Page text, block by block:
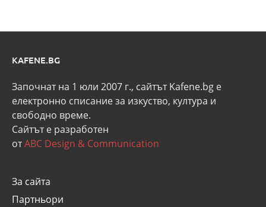
KAFENE.BG
Започнат на 1 юли 2007 г., сайтът Kafene.bg e
eлектронно списание за изкуство, култура и
свободно време.
Сайтът е разработен
отABC Design & Communication
За сайта
Партньори